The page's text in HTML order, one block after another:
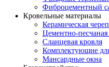
Фиброцементный
Кровельные материалы
Керамическая
Цементно-песчаная
Сланцевая кровля
Комплектующие
Мансардные окна